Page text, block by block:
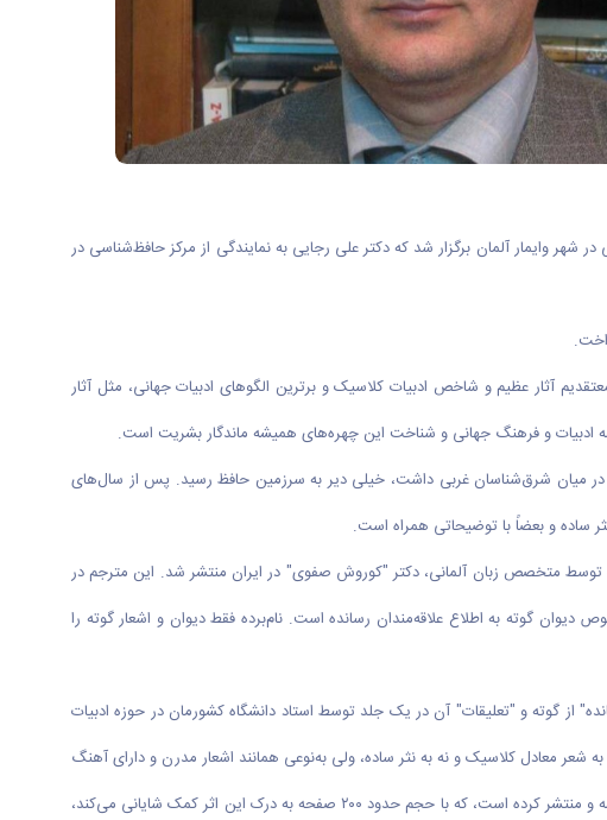
انتشار "دیوان غربی ـ شرقی" گوته که در سال ۱۸۱۹ منتشر شد، همایشی بین‌المللی در شهر وایمار آلمان برگزار شد که دکتر علی رجایی به نمایندگی از مرکز حافظ‌شناسی در
آثار عظیم و شاخص ادبیات کلاسیک و برترین الگوهای ادبیات جهانی، مثل آثار
عرصه ادبیات و فرهنگ جهانی و شناخت این چهره‌های همیشه ماندگار بشریت است.
در میان شرق‌شناسان غربی داشت، خیلی دیر به سرزمین حافظ رسید. پس از سال‌های
نسخه از اثر گوته بسنده کردند، تا این‌که بالاخره در سال ۱۳۷۹ ترجمه کاملی از دیوان گوته توسط متخصص زبان آلمانی، دکتر "کوروش صفوی" در ایران منتشر شد. این مترجم در
گوته به اطلاع علاقه‌مندان رسانده است. نام‌برده فقط دیوان و اشعار گوته را
آلمانی به همراه "اشعار به‌جامانده" از گوته و "تعلیقات" آن در یک جلد توسط استاد دانشگاه کشورمان در حوزه‌ ادبیات
شعر معادل کلاسیک و نه به نثر ساده، ولی به‌نوعی همانند اشعار مدرن و دارای آهنگ
و ریتم درونی ترجمه کرده است. نکته شایان توجه این‌که نام‌برده کتاب "یادداشت‌ها و مقالات برای فهم بهتر دیوان غربی ـ شرقی" را نیز در کنار آن ترجمه و منتشر کرده است، که با حجم حدود ۲۰۰ صفحه به درک این اثر کمک شایانی می‌کند،